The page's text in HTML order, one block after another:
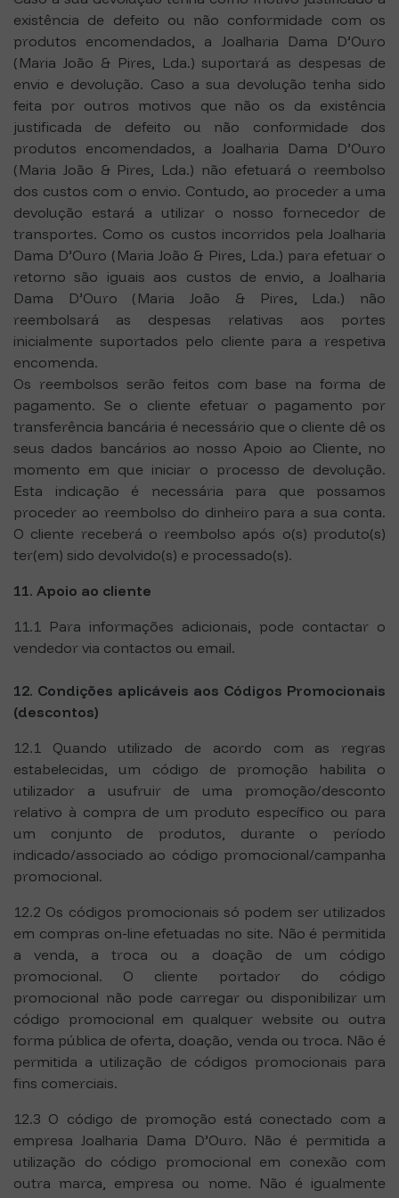
existência de defeito ou não conformidade com os
produtos encomendados, a Joalharia Dama D’Ouro
(Maria João & Pires, Lda.) suportará as despesas de
envio e devolução. Caso a sua devolução tenha sido
feita por outros motivos que não os da existência
justificada de defeito ou não conformidade dos
produtos encomendados, a Joalharia Dama D’Ouro
(Maria João & Pires, Lda.) não efetuará o reembolso
dos custos com o envio. Contudo, ao proceder a uma
devolução estará a utilizar o nosso fornecedor de
transportes. Como os custos incorridos pela Joalharia
Dama D’Ouro (Maria João & Pires, Lda.) para efetuar o
retorno são iguais aos custos de envio, a Joalharia
Dama D’Ouro (Maria João & Pires, Lda.) não
reembolsará as despesas relativas aos portes
inicialmente suportados pelo cliente para a respetiva
encomenda.
Os reembolsos serão feitos com base na forma de
pagamento. Se o cliente efetuar o pagamento por
transferência bancária é necessário que o cliente dê os
seus dados bancários ao nosso Apoio ao Cliente, no
momento em que iniciar o processo de devolução.
Esta indicação é necessária para que possamos
proceder ao reembolso do dinheiro para a sua conta.
O cliente receberá o reembolso após o(s) produto(s)
ter(em) sido devolvido(s) e processado(s).
11. Apoio ao cliente
11.1 Para informações adicionais, pode contactar o
vendedor via contactos ou email.
12. Condições aplicáveis aos Códigos Promocionais
(descontos)
12.1 Quando utilizado de acordo com as regras
estabelecidas, um código de promoção habilita o
utilizador a usufruir de uma promoção/desconto
relativo à compra de um produto específico ou para
um conjunto de produtos, durante o período
indicado/associado ao código promocional/campanha
promocional.
12.2 Os códigos promocionais só podem ser utilizados
em compras on-line efetuadas no site. Não é permitida
a venda, a troca ou a doação de um código
promocional. O cliente portador do código
promocional não pode carregar ou disponibilizar um
código promocional em qualquer website ou outra
forma pública de oferta, doação, venda ou troca. Não é
permitida a utilização de códigos promocionais para
fins comerciais.
12.3 O código de promoção está conectado com a
empresa Joalharia Dama D’Ouro. Não é permitida a
utilização do código promocional em conexão com
outra marca, empresa ou nome. Não é igualmente